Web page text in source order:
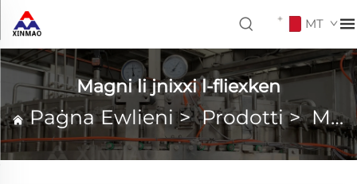
MT
Magni li jnixxi l-fliexken
Paġna Ewlieni>Prodotti>Magni li jnixxi l-fliexken